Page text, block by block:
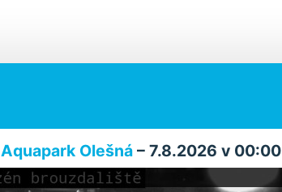
Aquapark Olešná– 7.8.2026 v 00:00